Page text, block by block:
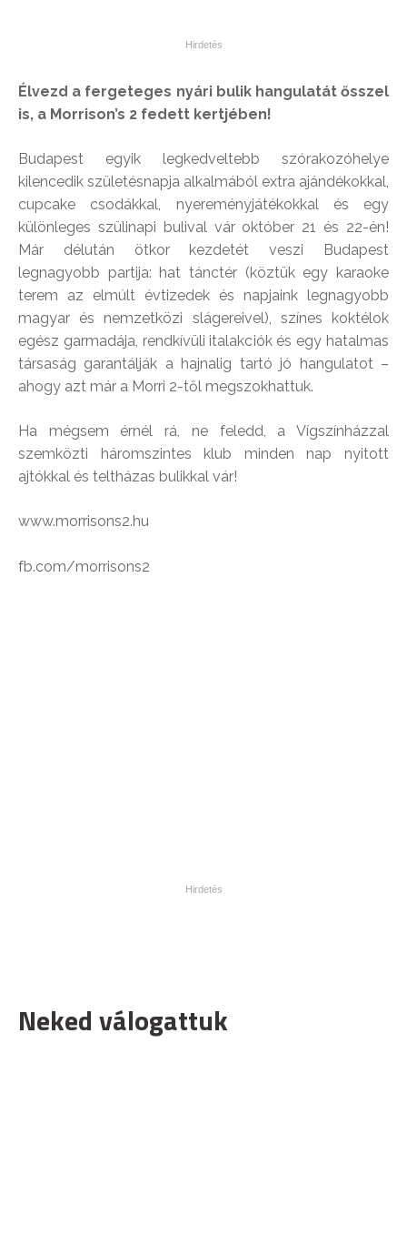
Élvezd a fergeteges nyári bulik hangulatát ősszel
is, a Morrison’s 2 fedett kertjében!
Budapest egyik legkedveltebb szórakozóhelye
kilencedik születésnapja alkalmából extra ajándékokkal,
cupcake csodákkal, nyereményjátékokkal és egy
különleges szülinapi bulival vár október 21 és 22-én!
Már délután ötkor kezdetét veszi Budapest
legnagyobb partija: hat tánctér (köztük egy karaoke
terem az elmúlt évtizedek és napjaink legnagyobb
magyar és nemzetközi slágereivel), színes koktélok
egész garmadája, rendkívüli italakciók és egy hatalmas
társaság garantálják a hajnalig tartó jó hangulatot –
ahogy azt már a Morri 2-től megszokhattuk.
Ha mégsem érnél rá, ne feledd, a Vígszínházzal
szemközti háromszintes klub minden nap nyitott
ajtókkal és teltházas bulikkal vár!
www.morrisons2.hu
fb.com/morrisons2
Neked válogattuk